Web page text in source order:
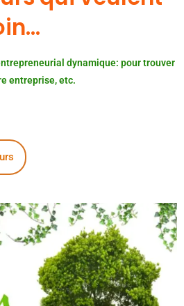
dynamique: pour trouver
entreprise, etc.